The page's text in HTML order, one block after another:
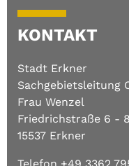
Satzung
Erkner
| 0.48
KONTAKT
Stadt Erkner
Sachgebietsleitung
Frau Wenzel
Friedrichstraße 6 - 8
15537 Erkner
Telefon +49 3362